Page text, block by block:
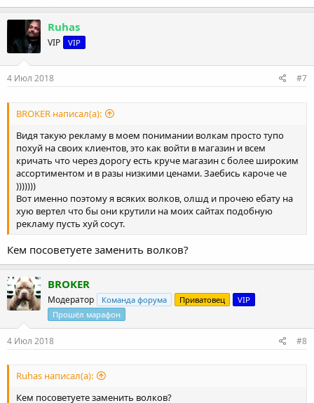
Ruhas
VIP VIP
4 Июл 2018 #7
BROKER написал(а):
Видя такую рекламу в моем понимании волкам просто тупо
похуй на своих клиентов, это как войти в магазин и всем
кричать что через дорогу есть круче магазин с более широким
ассортиментом и в разы низкими ценами. Заебись кароче че
)))))))
Вот именно поэтому я всяких волков, олшд и прочею ебату на
хую вертел что бы они крутили на моих сайтах подобную
рекламу пусть хуй сосут.
Кем посоветуете заменить волков?
BROKER
Модератор Команда форума Приватовец
VIP
Прошёл марафон
4 Июл 2018 #8
Ruhas написал(а):
Кем посоветуете заменить волков?